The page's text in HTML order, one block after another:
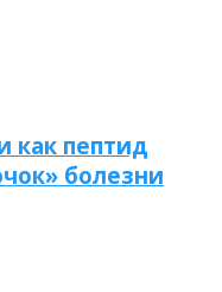
как пептид
болезни